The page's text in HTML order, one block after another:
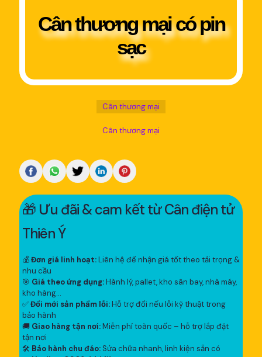
Cân thương mại có pin
sạc
Cân thương mại
Cân thương mại
🎁 Ưu đãi & cam kết từ Cân điện tử
Thiên Ý
💰Đơn giá linh hoạt:Liên hệ để nhận giá tốt theo tải trọng &
nhu cầu
🎯 Giá theo ứng dụng:Hành lý, pallet, kho sân bay, nhà máy,
kho hàng...
✅Đổi mới sản phẩm lỗi:Hỗ trợ đổi nếu lỗi kỹ thuật trong
bảo hành
🚚 Giao hàng tận nơi:Miễn phí toàn quốc – hỗ trợ lắp đặt
tận nơi
🛠 Bảo hành chu đáo: Sửa chữa nhanh, linh kiện sẵn có